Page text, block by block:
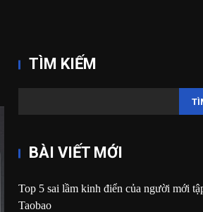
TÌM KIẾM
BÀI VIẾT MỚI
Top 5 sai lầm kinh điển của người mới
Taobao